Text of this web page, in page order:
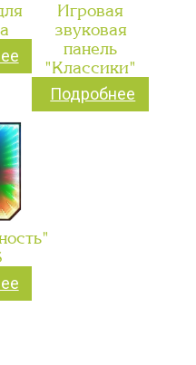
Игровая
звуковая
панель
"Классики"
Подробнее